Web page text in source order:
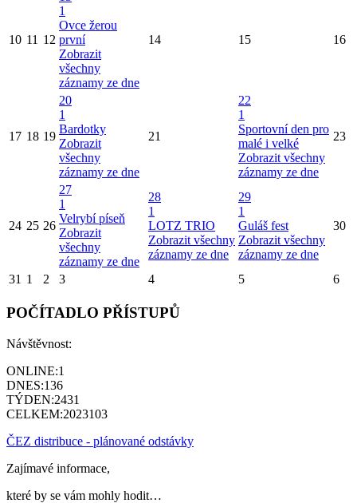
10 11 12
1
Ovce žerou
první
Zobrazit
všechny
záznamy ze dne
14 15 16
17 18 19
20
1
Bardotky
Zobrazit
všechny
záznamy ze dne
21
22
1
Sportovní den pro
malé i velké
Zobrazit všechny
záznamy ze dne
23
24 25 26
27
1
Velrybí píseň
Zobrazit
všechny
záznamy ze dne
28
1
LOTZ TRIO
Zobrazit všechny
záznamy ze dne
29
1
Guláš fest
Zobrazit všechny
záznamy ze dne
30
31 1 2 3 4 5 6
POČÍTADLO PŘÍSTUPŮ
Návštěvnost:
ONLINE:1
DNES:136
TÝDEN:2431
CELKEM:2023103
ČEZ distribuce - plánované odstávky
Zajímavé informace,
které by se vám mohly hodit…